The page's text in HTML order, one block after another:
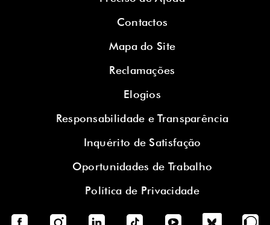
Contactos
Mapa do Site
Reclamações
Elogios
Responsabilidade e Transparência
Inquérito de Satisfação
Oportunidades de Trabalho
Política de Privacidade